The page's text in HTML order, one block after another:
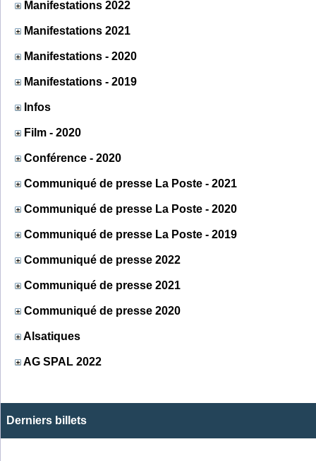
Manifestations 2022
Manifestations 2021
Manifestations - 2020
Manifestations - 2019
Infos
Film - 2020
Conférence - 2020
Communiqué de presse La Poste - 2021
Communiqué de presse La Poste - 2020
Communiqué de presse La Poste - 2019
Communiqué de presse 2022
Communiqué de presse 2021
Communiqué de presse 2020
Alsatiques
AG SPAL 2022
Derniers billets